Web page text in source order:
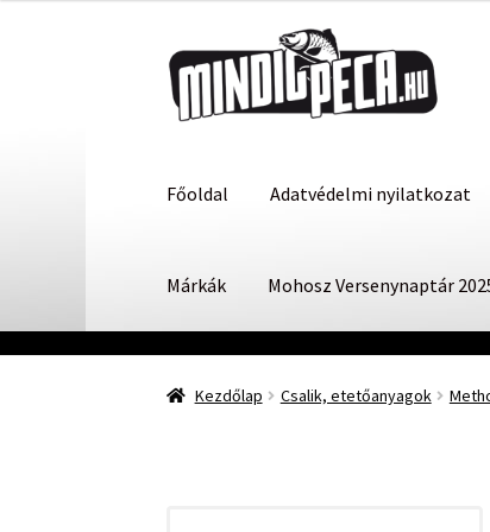
a
navigációhoz
a
tartalomba
Főoldal Adatvédelmi nyilatkozat
Márkák Mohosz Versenynaptár
Kezdőlap Csalik, etetőanyagok